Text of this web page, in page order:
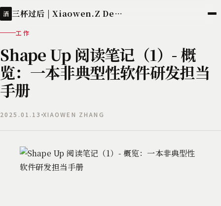
酒 三杯过后 | Xiaowen.Z Deployed
工作
Shape Up 阅读笔记（1）- 概
览：一本非典型性软件研发担当
手册
2025.01.13 XIAOWEN ZHANG